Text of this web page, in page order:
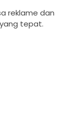
reklame dan
tepat.